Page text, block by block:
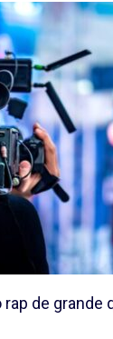
rap de grande